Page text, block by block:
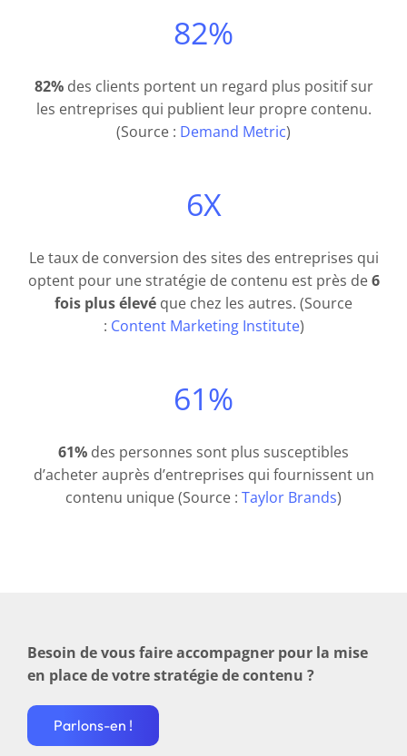
82%
82%des clients portent un regard plus positif sur
les entreprises qui publient leur propre contenu.
(Source : Demand Metric)
6X
Le taux de conversion des sites des entreprises qui
optent pour une stratégie de contenu est près de6
fois plus élevé que chez les autres. (Source
: Content Marketing Institute)
61%
61% des personnes sont plus susceptibles
d’acheter auprès d’entreprises qui fournissent un
contenu unique (Source : Taylor Brands)
Besoin de vous faire accompagner pour la mise
en place de votre stratégie de contenu ?
Parlons-en !